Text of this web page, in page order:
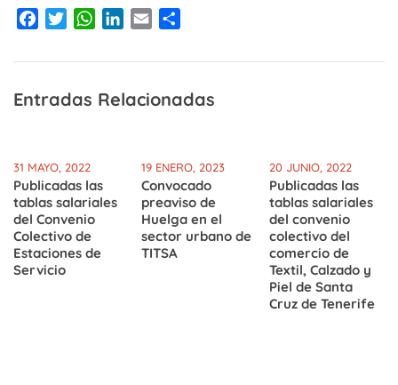
Facebook
TwitterWhatsApp
LinkedIn
Email
Entradas Relacionadas
31 MAYO, 2022
Publicadas las
tablas salariales
del Convenio
Colectivo de
Estaciones de
Servicio
19 ENERO, 2023
Convocado
preaviso de
Huelga en el
sector urbano de
TITSA
20 JUNIO, 2022
Publicadas las
tablas salariales
del convenio
colectivo del
comercio de
Textil, Calzado y
Piel de Santa
Cruz de Tenerife